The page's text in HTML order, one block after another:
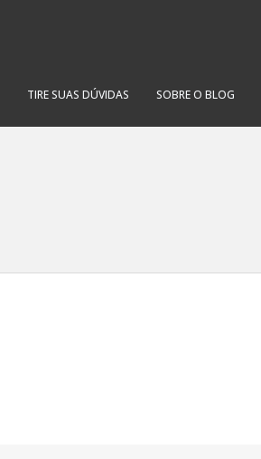
TIRE SUAS DÚVIDAS SOBRE O BLOG